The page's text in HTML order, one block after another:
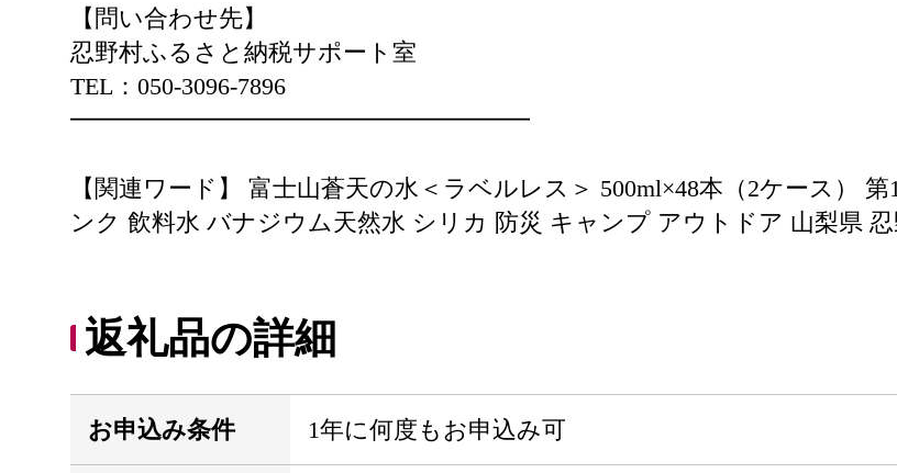
【問い合わせ先】
忍野村ふるさと納税サポート室
TEL：050-3096-7896
━━━━━━━━━━━━━━━━━━━
【関連ワード】 富士山蒼天の水＜ラベルレス＞ 500ml×48本（2ケース）
ンク 飲料水 バナジウム天然水 シリカ 防災 キャンプ アウトドア 山梨県
返礼品の詳細
お申込み条件 1年に何度もお申込み可